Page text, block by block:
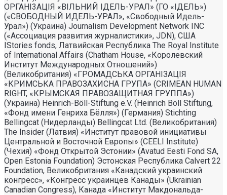
ОРГАНI3АЦIЯ «ВIЛЬНИЙ IДЕЛЬ-УРАЛ» (ГО «IДЕЛЬ»)
(«СВОБОДНЫЙ ИДЕЛЬ-УРАЛ», «Свободный Идель-
Урал») (Украина) Journalism Development Network INC
(«Ассоциация развития журналистики», JDN), США
IStories fonds, Латвийская Республика The Royal Institute
of International Affairs (Chatham House, «Королевский
Институт Международных Отношений»)
(Великобритания) «ГРОМАДСЬКА ОРГАНIЗАЦIЯ
«КРИМСЬКА ПРАВОЗАХИСНА ГРУПА» (CRIMEAN HUMAN
RIGHT, «КРЫМСКАЯ ПРАВОЗАЩИТНАЯ ГРУППА»)
(Украина) Heinrich-Böll-Stiftung e.V. (Heinrich Böll Stiftung,
«Фонд имени Генриха Бёлля») (Германия) Stichting
Bellingcat (Нидерланды) Bellingcat Ltd. (Великобритания)
The Insider (Латвия) «Институт правовой инициативы
Центральной и Восточной Европы» (CEELI Institute)
(Чехия) «Фонд Открытой Эстонии» (Avatud Eesti Fond SA,
Open Estonia Foundation) Эстонская Республика Calvert 22
Foundation, Великобритания «Канадский украинский
конгресс», «Конгресс украинцев Канады» (Ukrainian
Canadian Congress), Канада «Институт Макдональда-